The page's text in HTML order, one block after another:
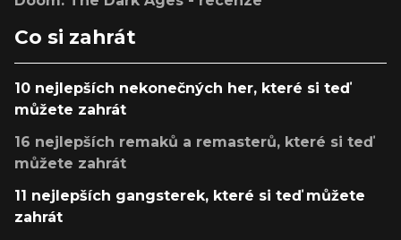
Co si zahrát
10 nejlepších nekonečných her, které si teď
můžete zahrát
16 nejlepších remaků a remasterů, které si teď
můžete zahrát
11 nejlepších gangsterek, které si teď můžete
zahrát